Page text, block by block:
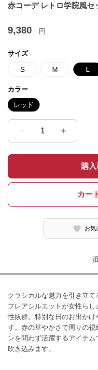
赤コーデ レトロ学院風セ
9,380 円
サイズ
S M L
カラー
レッド
1
購
カー
お気
クラシカルな魅力を引き立て
フレアシルエットが女性ら
性抜群。特別な日のお出か
す。赤の華やかさで周りの
ンを問わず活躍するアイテ
吹き込みます。